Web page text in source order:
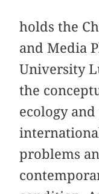
holds the
and Media
University
the
ecology
problems